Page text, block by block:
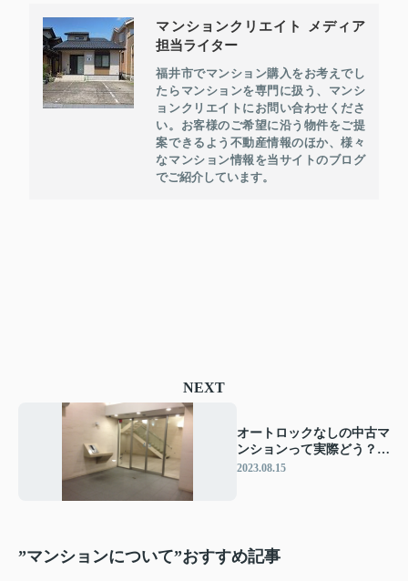
マンションクリエイト メディア
担当ライター
福井市でマンション購入をお考えでし
たらマンションを専門に扱う、マンシ
ョンクリエイトにお問い合わせくださ
い。お客様のご希望に沿う物件をご提
案できるよう不動産情報のほか、様々
なマンション情報を当サイトのブログ
でご紹介しています。
NEXT
オートロックなしの中古マ
ンションって実際どう？気
になる防犯性は？
2023.08.15
”マンションについて”おすすめ記事